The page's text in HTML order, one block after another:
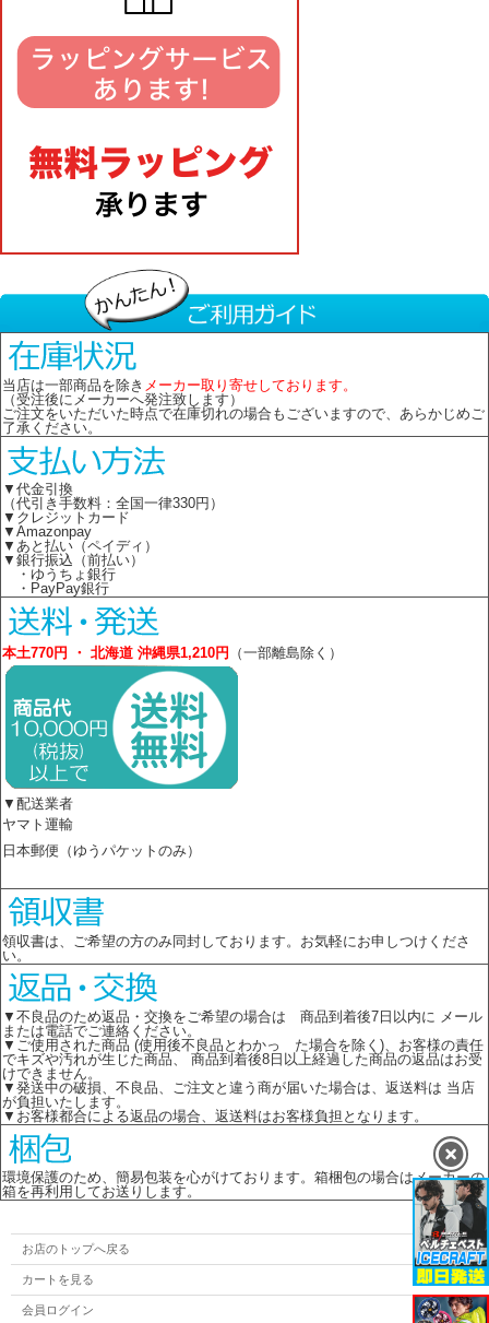
当店は一部商品を除き メーカー取り寄せしております。
（受注後にメーカーへ発注致します）
ご注文をいただいた時点で在庫切れの場合もございますので、あらかじめご
了承ください。
▼代金引換
（代引き手数料：全国一律330円）
▼クレジットカード
▼Amazonpay
▼あと払い（ペイディ）
▼銀行振込（前払い）
・ゆうちょ銀行
・PayPay銀行
本土770円 ・ 北海道 沖縄県1,210円 （一部離島除く）
▼配送業者
ヤマト運輸
日本郵便（ゆうパケットのみ）
領収書は、ご希望の方のみ同封しております。お気軽にお申しつけくださ
い。
▼不良品のため返品・交換をご希望の場合は 商品到着後7日以内に メール
または電話でご連絡ください。
▼ご使用された商品 (使用後不良品とわかっ た場合を除く)、お客様の責任
でキズや汚れが生じた商品、 商品到着後8日以上経過した商品の返品はお受
けできません。
▼発送中の破損、不良品、ご注文と違う商が届いた場合は、返送料は 当店
が負担いたします。
▼お客様都合による返品の場合、返送料はお客様負担となります。
環境保護のため、簡易包装を心がけております。箱梱包の場合はメーカーの
箱を再利用してお送りします。
お店のトップへ戻る
カートを見る
会員ログイン